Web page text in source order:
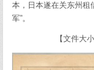
本，日本遂在关东州租
军”。
【文件大